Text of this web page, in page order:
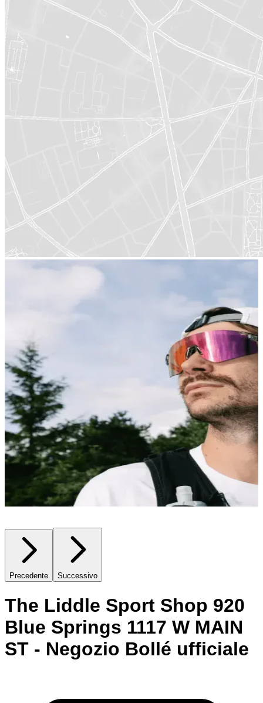
Precedente Successivo
The Liddle Sport Shop 920
Blue Springs 1117 W MAIN
ST - Negozio Bollé ufficiale